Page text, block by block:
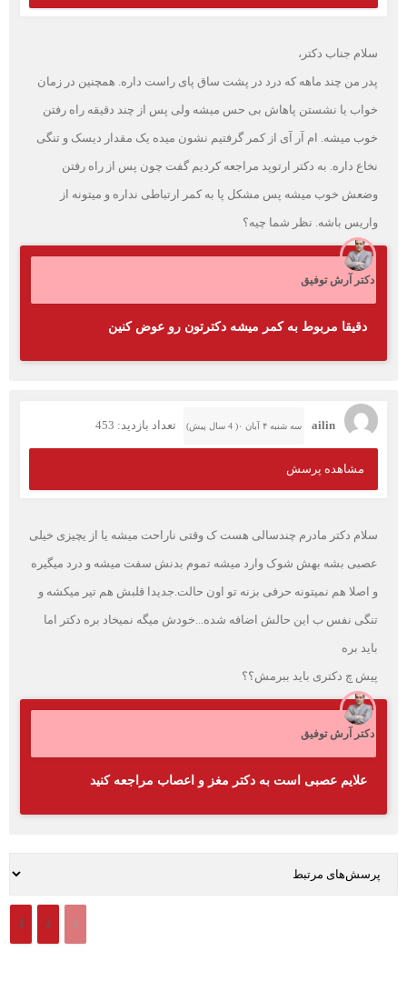
سلام جناب دکتر،
پدر من چند ماهه که درد در پشت ساق پای راست داره. همچنین در زمان
خواب یا نشستن پاهاش بی حس میشه ولی پس از چند دقیقه راه رفتن
خوب میشه. ام آر آی از کمر گرفتیم نشون میده یک مقدار دیسک و تنگی
نخاع داره. به دکتر ارتوپد مراجعه کردیم گفت چون پس از راه رفتن
وضعش خوب میشه پس مشکل پا به کمر ارتباطی نداره و میتونه از
واریس باشه. نظر شما چیه؟
دکتر آرش توفیق
دقیقا مربوط به کمر میشه دکترتون رو عوض کنین
ailin سه شنبه ۴ آبان ۰( 4 سال پیش) تعداد بازدید: 453
مشاهده پرسش
سلام دکتر مادرم چندسالی هست ک وقتی ناراحت میشه یا از یچیزی خیلی
عصبی بشه بهش شوک وارد میشه تموم بدنش سفت میشه و درد میگیره
و اصلا هم نمیتونه حرفی بزنه تو اون حالت.جدیدا قلبش هم تیر میکشه و
تنگی نفس ب این حالش اضافه شده...خودش میگه نمیخاد بره دکتر اما
باید بره
پیش چ دکتری باید ببرمش؟؟
دکتر آرش توفیق
علایم عصبی است به دکتر مغز و اعصاب مراجعه کنید
1
2
3